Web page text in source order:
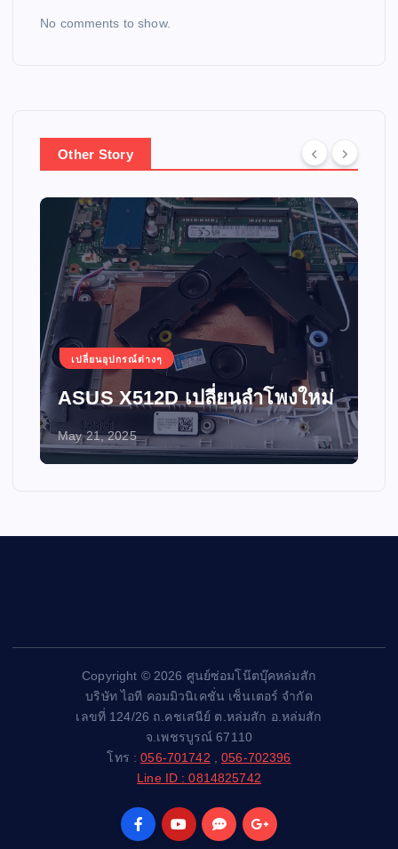
No comments to show.
Other Story
เปลี่ยนอุปกรณ์ต่างๆ
ASUS X512D เปลี่ยนลำโพงใหม่
May 21, 2025
Copyright © 2026 ศูนย์ซ่อมโน๊ตบุ๊คหล่มสัก
บริษัท ไอที คอมมิวนิเคชั่น เซ็นเตอร์ จำกัด
เลขที่ 124/26 ถ.คชเสนีย์ ต.หล่มสัก อ.หล่มสัก
จ.เพชรบูรณ์ 67110
โทร :056-701742 ,056-702396
Line ID : 0814825742